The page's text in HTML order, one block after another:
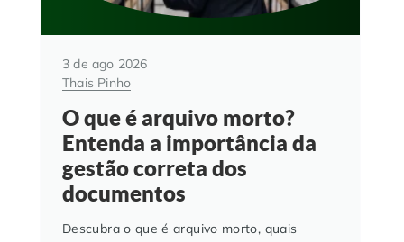
3 de ago 2026
Thais Pinho
O que é arquivo morto?
Entenda a importância da
gestão correta dos
documentos
Descubra o que é arquivo morto, quais